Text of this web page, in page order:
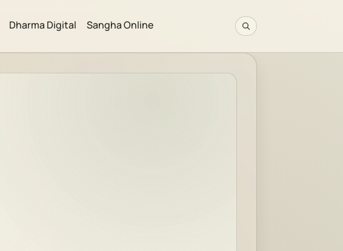
Dharma Digital Sangha Online